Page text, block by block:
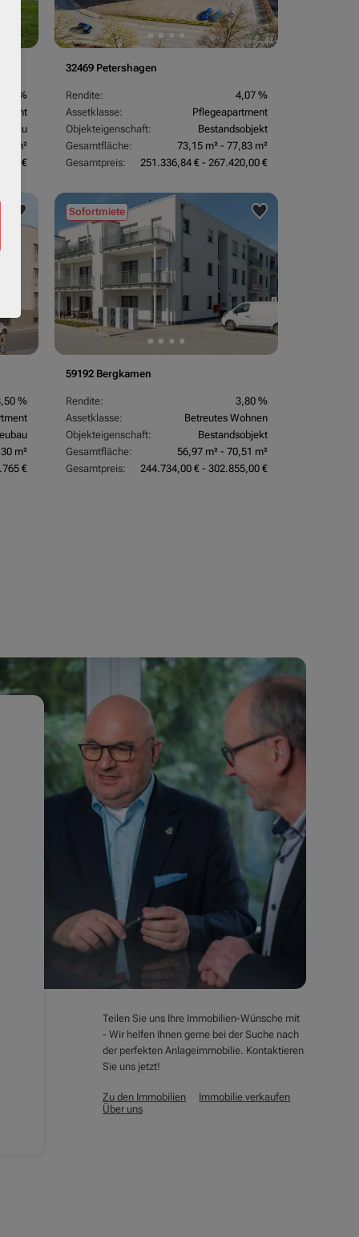
%
m²
€
32469 Petershagen
Rendite:
4,07 %
Assetklasse:
Pflegeapartment
Objekteigenschaft:
Bestandsobjekt
Gesamtfläche:
73,15 m² - 77,83 m²
Gesamtpreis:
251.336,84 € - 267.420,00 €
%
m²
€
Sofortmiete
59192 Bergkamen
Rendite:
3,80 %
Assetklasse:
Betreutes Wohnen
Objekteigenschaft:
Bestandsobjekt
Gesamtfläche:
56,97 m² - 70,51 m²
Gesamtpreis:
244.734,00 € - 302.855,00 €
Teilen Sie uns Ihre Immobilien-Wünsche mit
- Wir helfen Ihnen gerne bei der Suche nach
der perfekten Anlageimmobilie. Kontaktieren
Sie uns jetzt!
Zu den Immobilien
Immobilie verkaufen
Über uns